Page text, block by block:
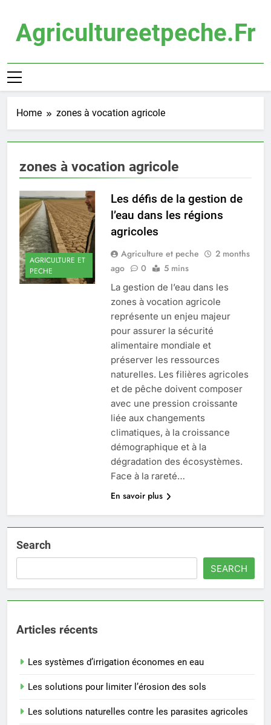
contentAgricultureetpeche.fr
Home zones à vocation agricole
zones à vocation agricole
AGRICULTURE ET
PECHE
Les défis de la gestion de
l’eau dans les régions
agricoles
Agriculture et peche
2 months
ago
0 5 mins
La gestion de l’eau dans les
zones à vocation agricole
représente un enjeu majeur
pour assurer la sécurité
alimentaire mondiale et
préserver les ressources
naturelles. Les filières agricoles
et de pêche doivent composer
avec une pression croissante
liée aux changements
climatiques, à la croissance
démographique et à la
dégradation des écosystèmes.
Face à la rareté…
En savoir plus
Search
SEARCH
Articles récents
Les systèmes d’irrigation économes en eau
Les solutions pour limiter l’érosion des sols
Les solutions naturelles contre les parasites agricoles